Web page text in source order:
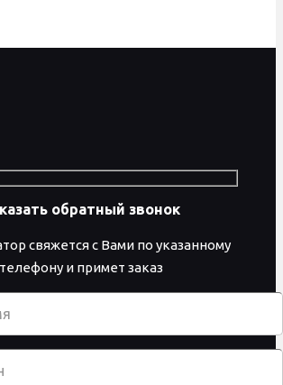
обратный звонок
свяжется с Вами по указанному
телефону и примет заказ